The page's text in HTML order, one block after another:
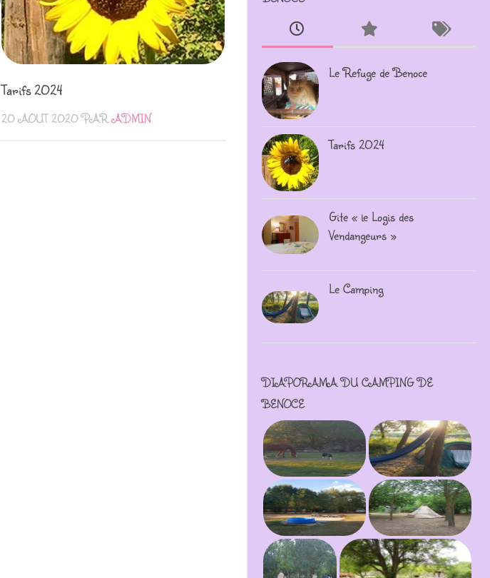
Tarifs 2024
20 AOÛT 2020PARADMIN
Le Refuge de Benoce
Tarifs 2024
Gite « le Logis des
Vendangeurs »
Le Camping
DIAPORAMA DU CAMPING DE
BENOCE